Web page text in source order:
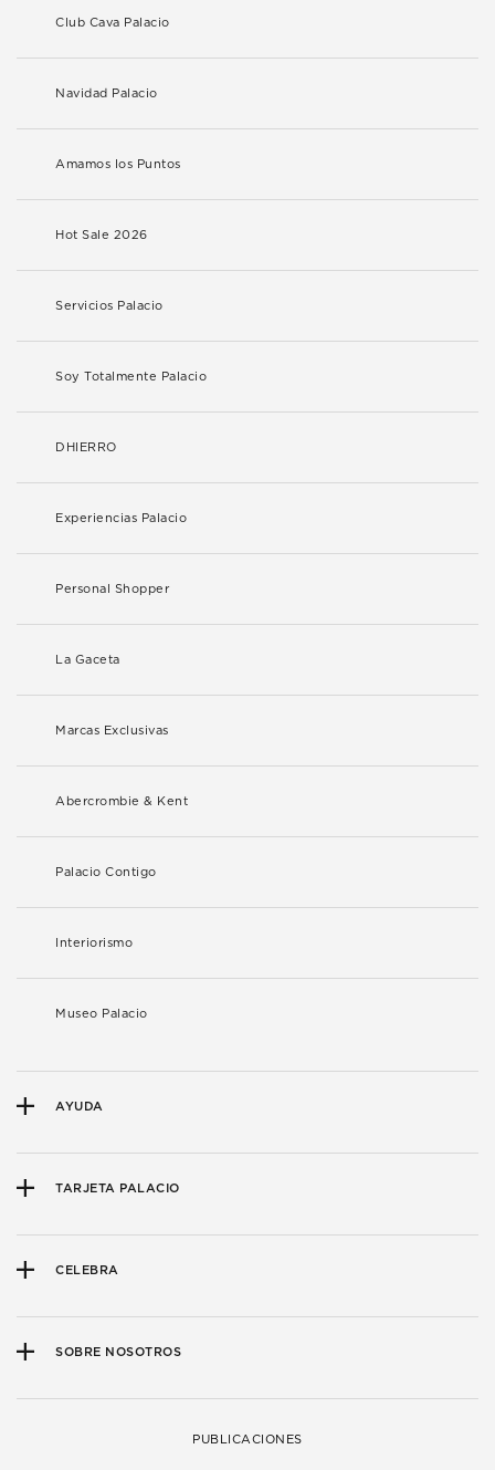
Club Cava Palacio
Navidad Palacio
Amamos los Puntos
Hot Sale 2026
Servicios Palacio
Soy Totalmente Palacio
DHIERRO
Experiencias Palacio
Personal Shopper
La Gaceta
Marcas Exclusivas
Abercrombie & Kent
Palacio Contigo
Interiorismo
Museo Palacio
AYUDA
TARJETA PALACIO
CELEBRA
SOBRE NOSOTROS
PUBLICACIONES